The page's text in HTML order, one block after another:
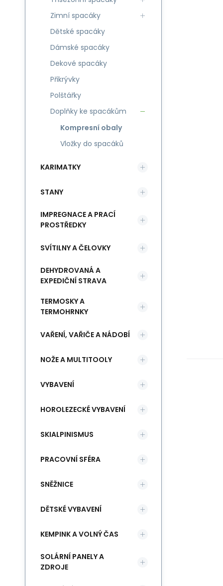
Zimní spacáky
Dětské spacáky
Dámské spacáky
Dekové spacáky
Přikrývky
Polštářky
Doplňky ke spacákům
Kompresní obaly
Vložky do spacáků
KARIMATKY
STANY
IMPREGNACE A PRACÍ
PROSTŘEDKY
SVÍTILNY A ČELOVKY
DEHYDROVANÁ A
EXPEDIČNÍ STRAVA
TERMOSKY A
TERMOHRNKY
VAŘENÍ, VAŘIČE A NÁDOBÍ
NOŽE A MULTITOOLY
VYBAVENÍ
HOROLEZECKÉ VYBAVENÍ
SKIALPINISMUS
PRACOVNÍ SFÉRA
SNĚŽNICE
DĚTSKÉ VYBAVENÍ
KEMPINK A VOLNÝ ČAS
SOLÁRNÍ PANELY A
ZDROJE